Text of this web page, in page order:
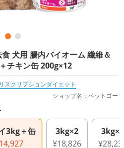
食 犬用 腸内バイオーム 繊維＆
チキン缶 200g×12
スクリプションダイエット
ショップ名：ペットゴー
3kg＋缶
3kg×2
¥18,826
3kg×3